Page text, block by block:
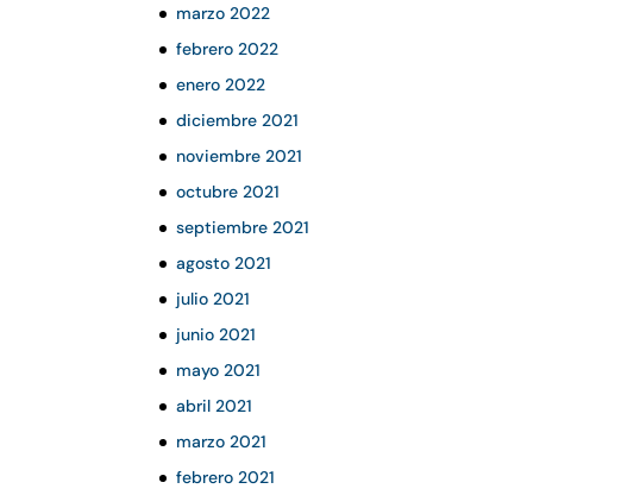
marzo 2022
febrero 2022
enero 2022
diciembre 2021
noviembre 2021
octubre 2021
septiembre 2021
agosto 2021
julio 2021
junio 2021
mayo 2021
abril 2021
marzo 2021
febrero 2021